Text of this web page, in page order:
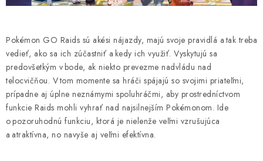
STOLOVÉ HRY
FIGÚRKY
PREDOBJEDNÁVKY
Pokémon GO Raids sú akési nájazdy, majú svoje pravidlá a tak treba
vedieť, ako sa ich zúčastniť a kedy ich využiť. Vyskytujú sa
predovšetkým v bode, ak niekto prevezme nadvládu nad
telocvičňou. V tom momente sa hráči spájajú so svojimi priateľmi,
prípadne aj úplne neznámymi spoluhráčmi, aby prostredníctvom
funkcie Raids mohli vyhrať nad najsilnejším Pokémonom. Ide
o pozoruhodnú funkciu, ktorá je nielenže veľmi vzrušujúca
a atraktívna, no navyše aj veľmi efektívna.